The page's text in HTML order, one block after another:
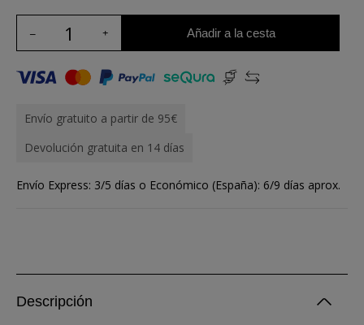
Añadir a la cesta
Envío gratuito a partir de 95€
Devolución gratuita en 14 días
Envío Express: 3/5 días o Económico (España): 6/9 días aprox.
Descripción